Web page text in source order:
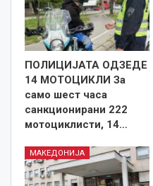
ПОЛИЦИЈАТА ОДЗЕДЕ
14 МОТОЦИКЛИ За
само шест часа
санкционирани 222
мотоциклисти, 14…
МАКЕДОНИЈА